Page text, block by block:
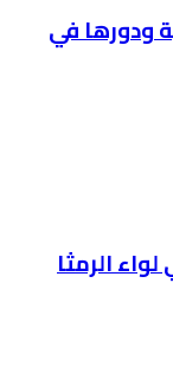
ودورها في
الرمثا